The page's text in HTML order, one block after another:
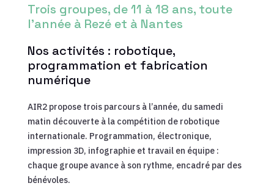
Trois groupes, de 11 à 18 ans, toute
l’année à Rezé et à Nantes
Nos activités : robotique,
programmation et fabrication
numérique
AIR2 propose trois parcours à l’année, du samedi
matin découverte à la compétition de robotique
internationale. Programmation, électronique,
impression 3D, infographie et travail en équipe :
chaque groupe avance à son rythme, encadré par des
bénévoles.